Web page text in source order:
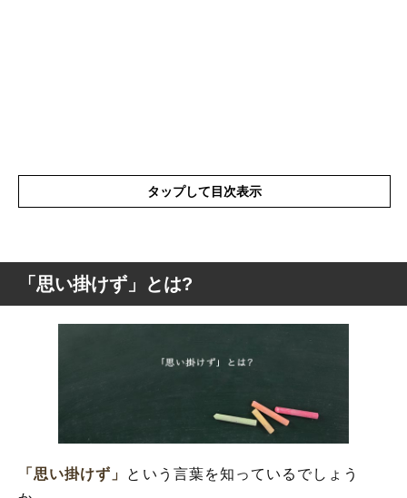
タップして目次表示
「思い掛けず」とは?
「思い掛けず」を使った言葉
「思い掛けず」とは?
「思い掛けず」 という言葉を知っているでしょう